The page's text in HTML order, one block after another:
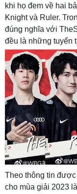
khi họ đem về hai
Knight và Ruler.
đúng nghĩa với
đều là những tuyển
Theo thông tin
cho mùa giải 2023